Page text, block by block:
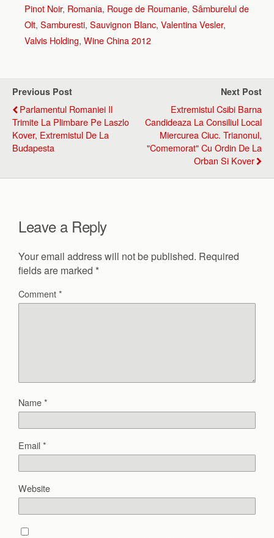
Pinot Noir, Romania, Rouge de Roumanie, Sâmburelul de
Olt, Samburesti, Sauvignon Blanc, Valentina Vesler,
Valvis Holding, Wine China 2012
Previous Post
Parlamentul Romaniei Il
Trimite La Plimbare Pe Laszlo
Kover, Extremistul De La
Budapesta
Next Post
Extremistul Csibi Barna
Candideaza La Consiliul Local
Miercurea Ciuc. Trianonul,
"comemorat" Cu Ordin De La
Orban Si Kover
Leave a Reply
Your email address will not be published. Required
fields are marked *
Comment*
Name*
Email*
Website